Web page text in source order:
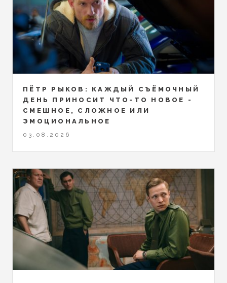
ПЁТР РЫКОВ: КАЖДЫЙ СЪЁМОЧНЫЙ
ДЕНЬ ПРИНОСИТ ЧТО-ТО НОВОЕ -
СМЕШНОЕ, СЛОЖНОЕ ИЛИ
ЭМОЦИОНАЛЬНОЕ
03.08.2026